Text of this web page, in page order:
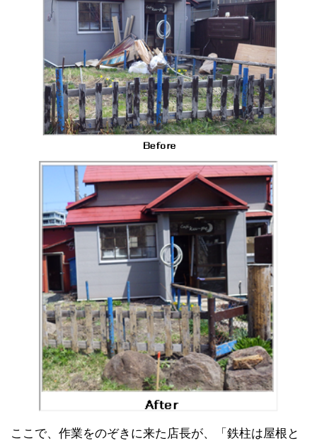
ここで、作業をのぞきに来た店長が、「鉄柱は屋根と